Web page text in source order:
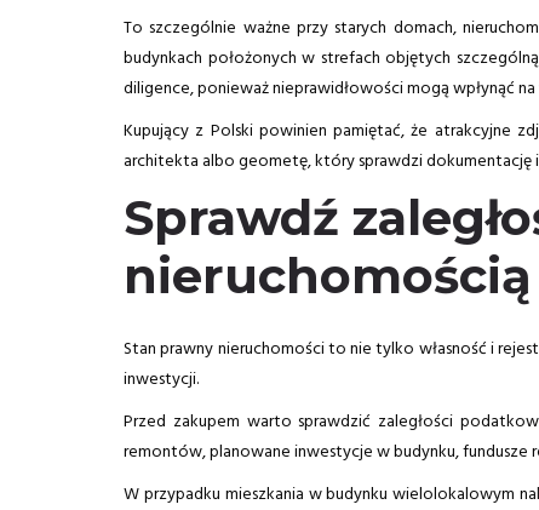
To szczególnie ważne przy starych domach,
budynkach położonych w strefach objętych
diligence, ponieważ nieprawidłowości mogą wpłynąć
Kupujący z Polski powinien pamiętać, że atrakcyjne
architekta albo geometę, który sprawdzi dokumentację
Sprawdź
nieruchomością
Stan prawny nieruchomości to nie tylko własność i
inwestycji.
Przed zakupem warto sprawdzić zaległości
remontów, planowane inwestycje w budynku,
W przypadku mieszkania w budynku wielolokalowym